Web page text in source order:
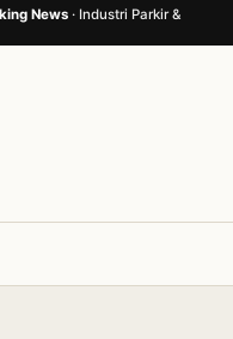
News· Industri Parkir &